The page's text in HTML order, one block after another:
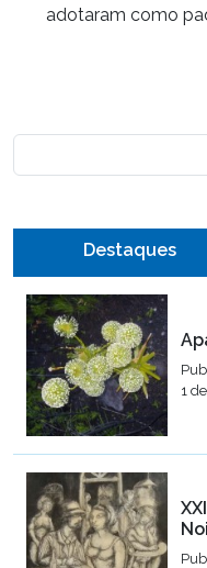
adotaram como
Destaques
1